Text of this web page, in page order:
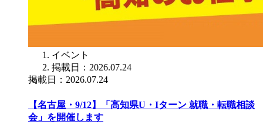
イベント
掲載日：2026.07.24
掲載日：2026.07.24
【名古屋・9/12】「高知県U・Iターン 就職・転職相談
会」を開催します